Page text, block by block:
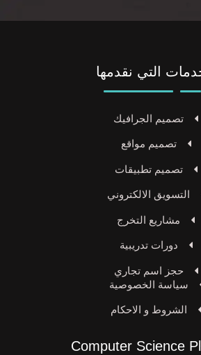
Computer Science
التي نقدمها
تصميم الجرافيك
تصميم مواقع
تصميم تطبيقات
التسويق الالكتروني
مشاريع التخرج
دورات تدريبية
حجز اسم تجاري
سياسة الخصوصية
الشروط و الاحكام